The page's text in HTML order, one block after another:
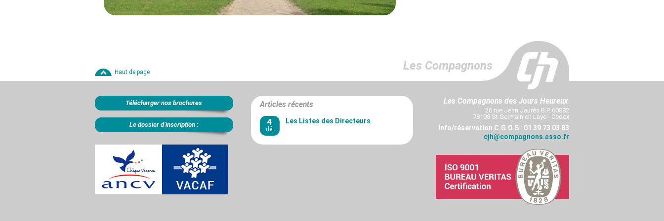
Les Compagnons
Haut de page
Télécharger nos brochures
Le dossier d’inscription :
Articles récents
4
dé.
Les Listes des Directeurs
Les Compagnons des Jours Heureux
26 rue Jean Jaurès B.P. 60882
78108 St Germain en Laye - Cedex
Info/réservation C.G.O.S : 01 39 73 03 83
cjh@compagnons.asso.fr